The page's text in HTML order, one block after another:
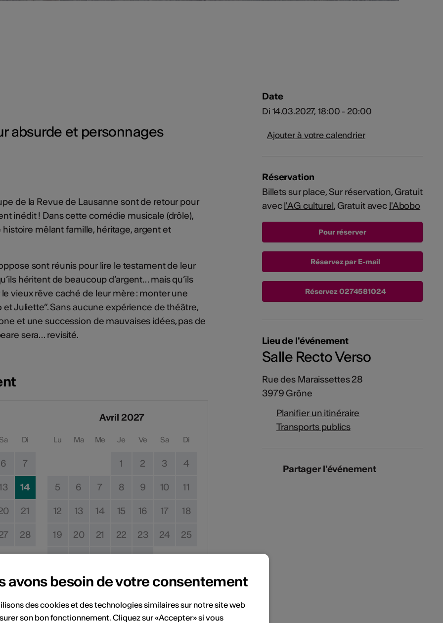
absurde et personnages
de la Revue de Lausanne sont de retour pour
inédit ! Dans cette comédie musicale (drôle),
histoire mêlant famille, héritage, argent et
sont réunis pour lire le testament de leur
héritent de beaucoup d’argent… mais qu’ils
vieux rêve caché de leur mère : monter une
Juliette”. Sans aucune expérience de théâtre,
et une succession de mauvaises idées, pas de
sera… revisité.
Sa Di
6 7
14
21
28
Avril 2027
Lu Ma Me Je Ve Sa Di
1 2 3 4
5 6 7 8 9 10 11
12 13 14 15 16 17 18
19 20 21 22 23 24 25
Date
Di 14.03.2027, 18:00 - 20:00
Ajouter à votre calendrier
Réservation
Billets sur place, Sur réservation, Gratuit
avecl'AG culturel, Gratuit avec l'Abobo
Réservez par E-mail
Réservez0274581024
Lieu de l'événement
Salle Recto Verso
Rue des Maraissettes 28
3979 Grône
Planifier un itinéraire
Transports publics
Partager l'événement
avons besoin de votre consentement
des cookies et des technologies similaires sur notre site web
son bon fonctionnement. Cliquez sur «Accepter» si vous